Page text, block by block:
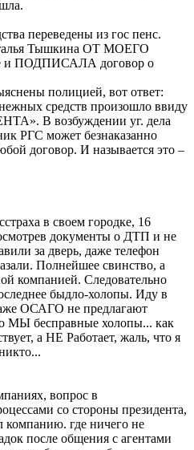
переведены из гос пенс.
Тышкина ОТ МОЕГО
и ПОДПИСАЛА договор о
полицией, вот ответ:
средств произошло ввиду
В возбуждении уг. дела
РГС может безнаказанно
договор. И называется это –
в своем городке, 16
документы о ДТП и не
за дверь, даже телефон
Полнейшее свинство, а
компанией. Следовательно
быдло-холопы. Иду в
ОСАГО не предлагают
МЫ бесправные холопы... как
а НЕ Работает, жаль, что я
вопрос в
со стороны президента,
компанию. где ничего не
после общения с агентами